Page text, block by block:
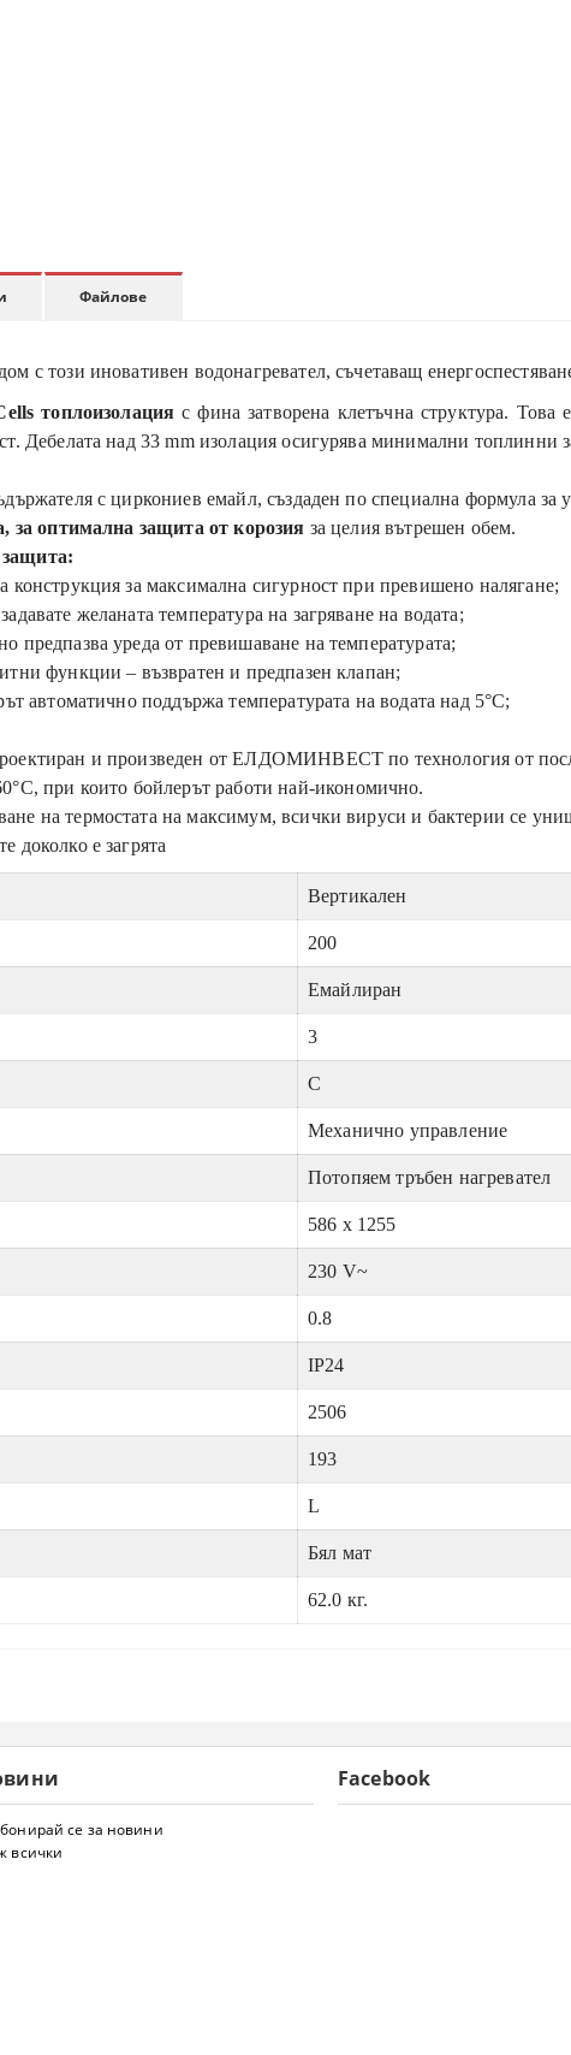
Файлове
с този иновативен водонагревател, съчетаващ
топлоизолация с фина затворена клетъчна структура. Това
Дебелата над 33 mm изолация осигурява минимални топлинни
с циркониев емайл, създаден по специална формула за
за оптимална защита от корозия за целия вътрешен обем.
конструкция за максимална сигурност при превишено налягане;
желаната температура на загряване на водата;
предпазва уреда от превишаване на температурата;
функции – възвратен и предпазен клапан;
автоматично поддържа температурата на водата над 5°С;
и произведен от ЕЛДОМИНВЕСТ по технология от
при които бойлерът работи най-икономично.
на термостата на максимум, всички вируси и бактерии се
доколко е загрята
Вертикален
200
Eмайлиран
3
C
Механично управление
Потопяем тръбен нагревател
586 x 1255
230 V~
0.8
IP24
2506
193
L
Бял мат
62.0 кг.
се за новини
всички
Facebook